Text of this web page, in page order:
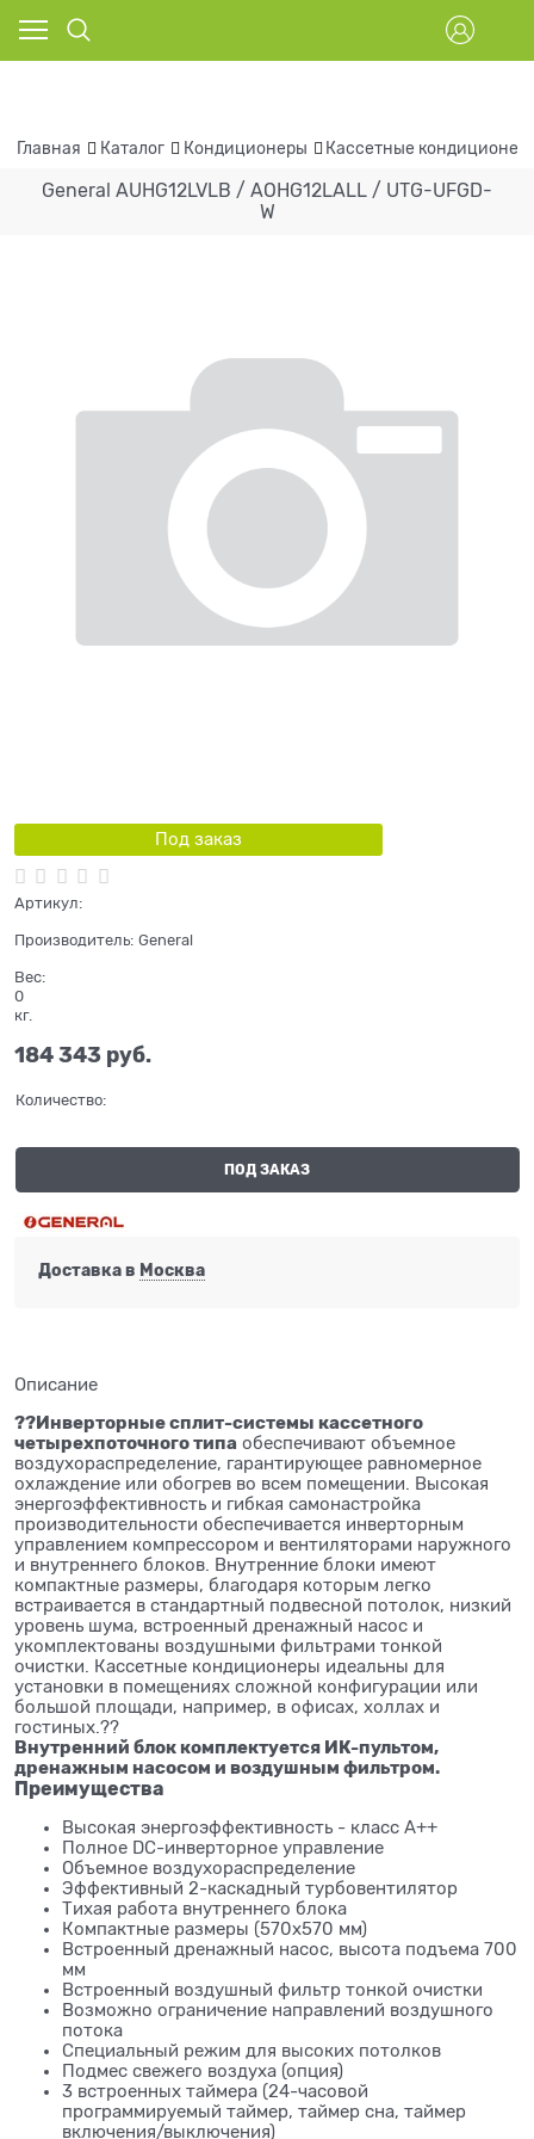
Главная Каталог Кондиционеры Кассетные
General AUHG12LVLB / AOHG12LALL / UTG-UFGD-
W
Под заказ
Артикул:
Производитель: General
Вес:
0
кг.
184 343 руб.
Количество:
ПОД ЗАКАЗ
Доставка в Москва
Описание
??Инверторные сплит-системы кассетного
четырехпоточного типа обеспечивают объемное
воздухораспределение, гарантирующее равномерное
охлаждение или обогрев во всем помещении. Высокая
энергоэффективность и гибкая самонастройка
производительности обеспечивается инверторным
управлением компрессором и вентиляторами наружного
и внутреннего блоков. Внутренние блоки имеют
компактные размеры, благодаря которым легко
встраивается в стандартный подвесной потолок, низкий
уровень шума, встроенный дренажный насос и
укомплектованы воздушными фильтрами тонкой
очистки. Кассетные кондиционеры идеальны для
установки в помещениях сложной конфигурации или
большой площади, например, в офисах, холлах и
гостиных.??
Внутренний блок комплектуется ИК-пультом,
дренажным насосом и воздушным фильтром.
Преимущества
Высокая энергоэффективность - класс A++
Полное DC-инверторное управление
Объемное воздухораспределение
Эффективный 2-каскадный турбовентилятор
Тихая работа внутреннего блока
Компактные размеры (570х570 мм)
Встроенный дренажный насос, высота подъема 700
мм
Встроенный воздушный фильтр тонкой очистки
Возможно ограничение направлений воздушного
потока
Специальный режим для высоких потолков
Подмес свежего воздуха (опция)
3 встроенных таймера (24-часовой
программируемый таймер, таймер сна, таймер
включения/выключения)